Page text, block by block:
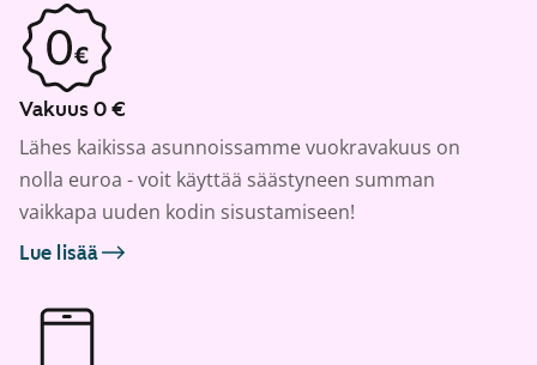
Vakuus 0 €
Lähes kaikissa asunnoissamme vuokravakuus on
nolla euroa - voit käyttää säästyneen summan
vaikkapa uuden kodin sisustamiseen!
Lue lisää